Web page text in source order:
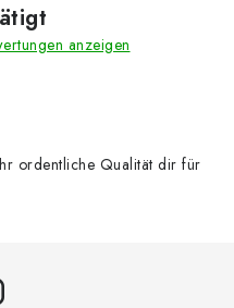
anzeigen
ordentliche Qualität dir für